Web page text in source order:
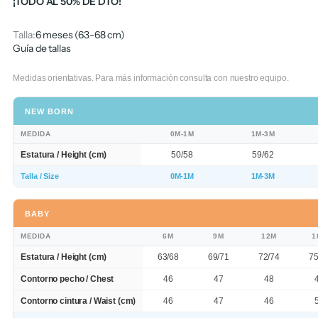
Talla:6 meses (63-68 cm)
Guía de tallas
Medidas orientativas. Para más información consulta con nuestro equipo.
NEW BORN
MEDIDA 0M-1M 1M-3M
Estatura / Height (cm) 50/58 59/62
Talla / Size 0M-1M 1M-3M
BABY
MEDIDA 6M 9M 12M
Estatura / Height (cm) 63/68 69/71 72/74
Contorno pecho / Chest 46 47 48
Contorno cintura / Waist (cm) 46 47 46